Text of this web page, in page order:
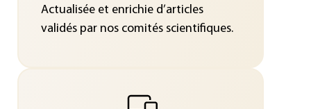
Actualisée et enrichie d’articles
validés par nos comités scientifiques.